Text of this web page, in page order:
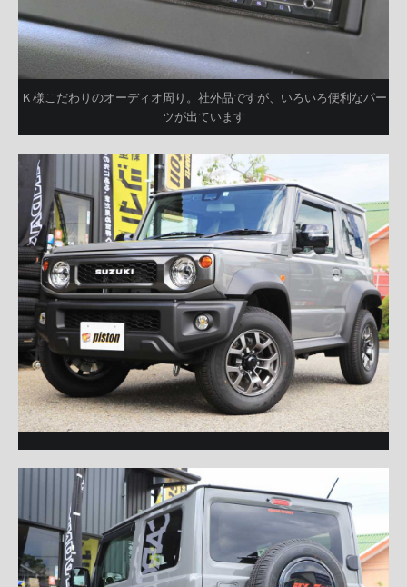
Ｋ様こだわりのオーディオ周り。社外品ですが、いろいろ便利なパー
ツが出ています